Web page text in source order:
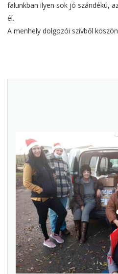
falunkban ilyen sok jó szándékú,
él.
A menhely dolgozói szívből